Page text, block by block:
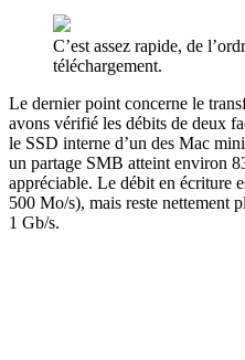
C’est assez rapide, de
téléchargement.
Le dernier point concerne le
avons vérifié les débits de deux
le SSD interne d’un des Mac
un partage SMB atteint environ
appréciable. Le débit en écriture
500 Mo/s), mais reste nettement
1 Gb/s.